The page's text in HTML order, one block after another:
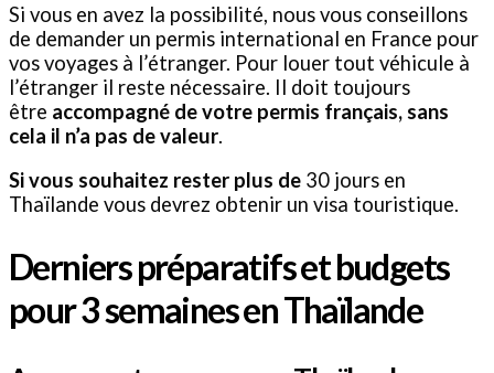
Si vous en avez la possibilité, nous vous conseillons
de demander un permis international en France pour
vos voyages à l’étranger. Pour louer tout véhicule à
l’étranger il reste nécessaire. Il doit toujours
être accompagné de votre permis français, sans
cela il n’a pas de valeur.
Si vous souhaitez rester plus de 30 jours en
Thaïlande vous devrez obtenir un visa touristique.
Derniers préparatifs et budgets
pour 3 semaines en Thaïlande